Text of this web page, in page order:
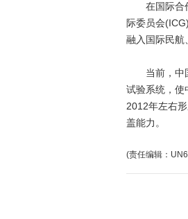
在国际合作
际委员会
融入国际民航
当前，中国
试验系统，使
2012年左右
盖能力。
(责任编辑：